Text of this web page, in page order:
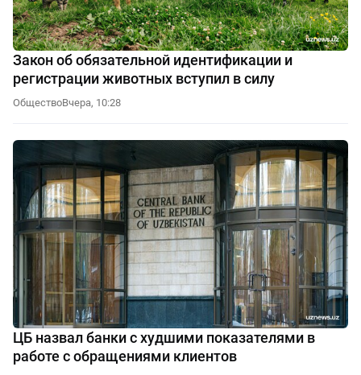
Закон об обязательной идентификации и
регистрации животных вступил в силу
ОбществоВчера, 10:28
ЦБ назвал банки с худшими показателями в
работе с обращениями клиентов